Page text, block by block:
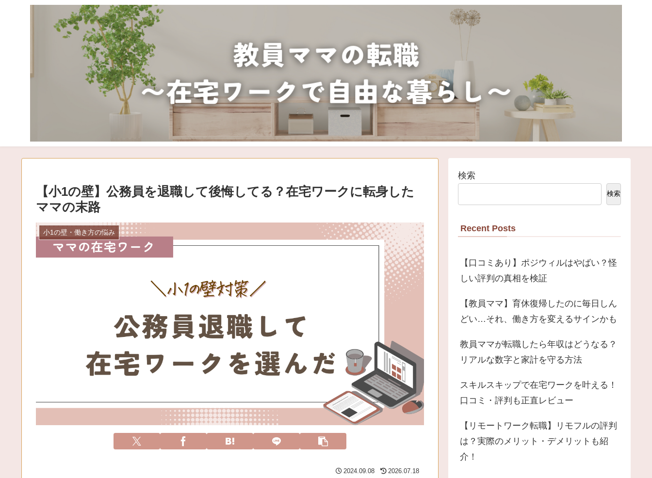
【小1の壁】公務員を退職して後悔してる？在宅ワークに転身した
ママの末路
小1の壁・働き方の悩み
2024.09.08 2026.07.18
検索
検索
Recent Posts
【口コミあり】ポジウィルはやばい？怪
しい評判の真相を検証
【教員ママ】育休復帰したのに毎日しん
どい…それ、働き方を変えるサインかも
教員ママが転職したら年収はどうなる？
リアルな数字と家計を守る方法
スキルスキップで在宅ワークを叶える！
口コミ・評判も正直レビュー
【リモートワーク転職】リモフルの評判
は？実際のメリット・デメリットも紹
介！